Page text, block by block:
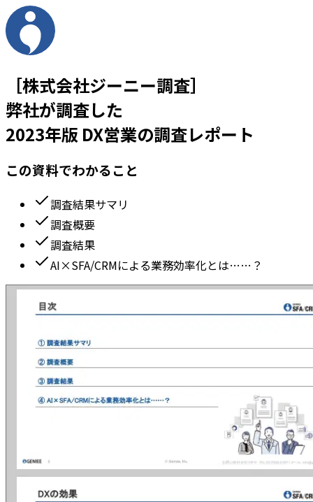
［株式会社ジーニー調査］
弊社が調査した
2023年版 DX営業の調査レポート
この資料でわかること
調査結果サマリ
調査概要
調査結果
AI×SFA/CRMによる業務効率化とは……？